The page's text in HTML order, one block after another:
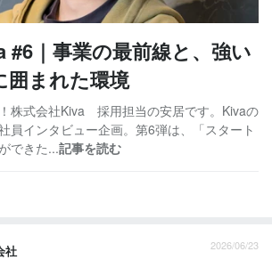
#6｜事業の最前線と、強い
囲まれた環境
株式会社Kiva 採用担当の安居です。Kivaの
員インタビュー企画。第6弾は、「スタート
できた...記事を読む
社 2026/06/23